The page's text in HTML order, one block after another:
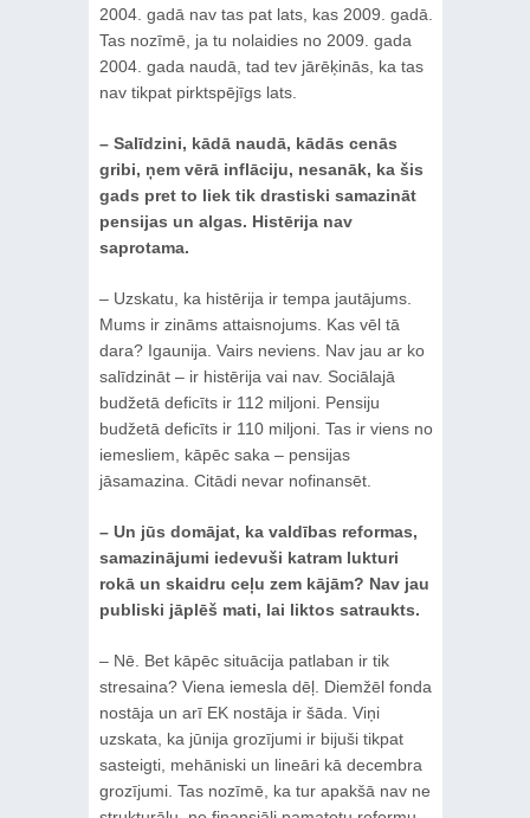
2004. gadā nav tas pat lats, kas 2009. gadā.
Tas nozīmē, ja tu nolaidies no 2009. gada
2004. gada naudā, tad tev jārēķinās, ka tas
nav tikpat pirktspējīgs lats.
– Salīdzini, kādā naudā, kādās cenās
gribi, ņem vērā inflāciju, nesanāk, ka šis
gads pret to liek tik drastiski samazināt
pensijas un algas. Histērija nav
saprotama.
– Uzskatu, ka histērija ir tempa jautājums.
Mums ir zināms attaisnojums. Kas vēl tā
dara? Igaunija. Vairs neviens. Nav jau ar ko
salīdzināt – ir histērija vai nav. Sociālajā
budžetā deficīts ir 112 miljoni. Pensiju
budžetā deficīts ir 110 miljoni. Tas ir viens no
iemesliem, kāpēc saka – pensijas
jāsamazina. Citādi nevar nofinansēt.
– Un jūs domājat, ka valdības reformas,
samazinājumi iedevuši katram lukturi
rokā un skaidru ceļu zem kājām? Nav jau
publiski jāplēš mati, lai liktos satraukts.
– Nē. Bet kāpēc situācija patlaban ir tik
stresaina? Viena iemesla dēļ. Diemžēl fonda
nostāja un arī EK nostāja ir šāda. Viņi
uzskata, ka jūnija grozījumi ir bijuši tikpat
sasteigti, mehāniski un lineāri kā decembra
grozījumi. Tas nozīmē, ka tur apakšā nav ne